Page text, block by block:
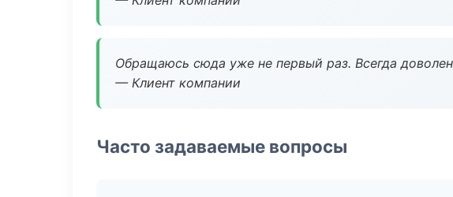
Обращаюсь сюда уже не первый раз. Всегда
— Клиент компании
Часто задаваемые вопросы